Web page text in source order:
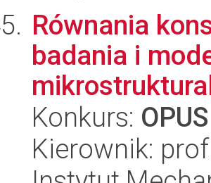
Równania
badania i
Konkurs:
Kierownik: